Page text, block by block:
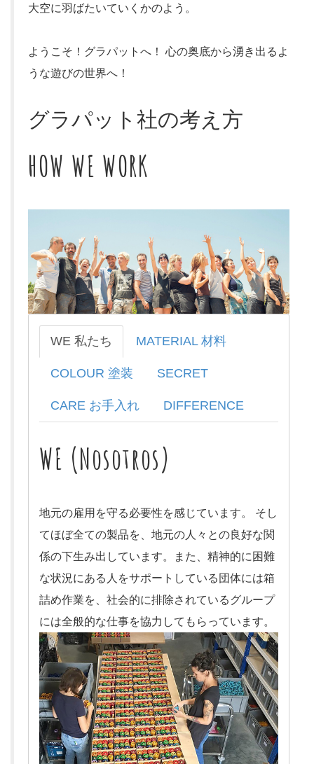
大空に羽ばたいていくかのよう。
ようこそ！グラパットへ！ 心の奥底から湧き出るよ
うな遊びの世界へ！
グラパット社の考え方
HOW WE WORK
WE 私たち MATERIAL 材料
COLOUR 塗装 SECRET
CARE お手入れ DIFFERENCE
WE (Nosotros)
地元の雇用を守る必要性を感じています。 そし
てほぼ全ての製品を、地元の人々との良好な関
係の下生み出しています。また、精神的に困難
な状況にある人をサポートしている団体には箱
詰め作業を、社会的に排除されているグループ
には全般的な仕事を協力してもらっています。